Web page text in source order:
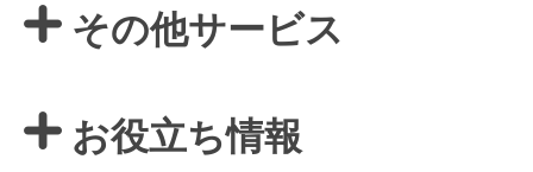
その他サービス
お役立ち情報